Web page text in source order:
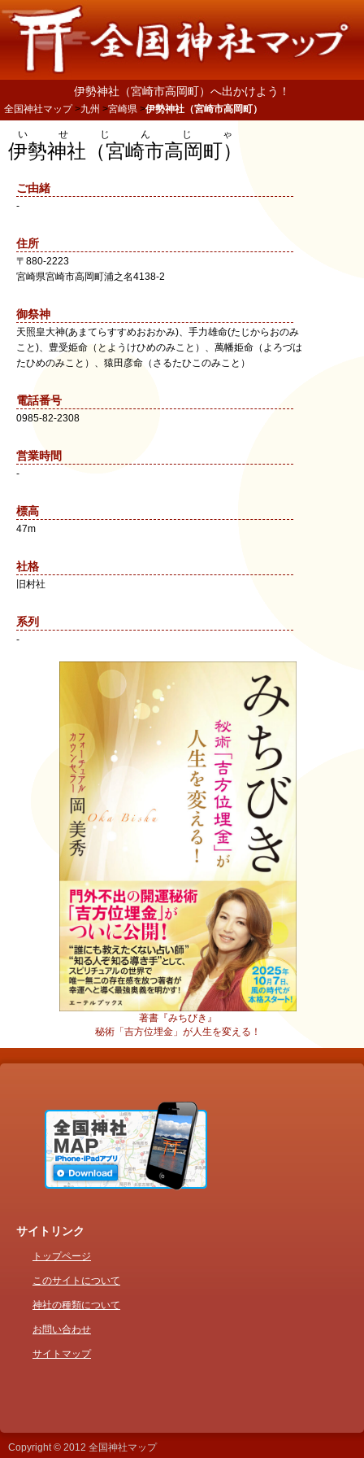
伊勢神社（宮崎市高岡町）へ出かけよう！
全国神社マップ 九州 宮崎県 伊勢神社（宮崎市高岡町）
伊勢神社（宮崎市高岡町）
いせじんじゃ
ご由緒
-
住所
〒 880-2223
宮崎県宮崎市高岡町浦之名4138-2
御祭神
天照皇大神(あまてらすすめおおかみ)、手力雄命(たじからおのみ
こと)、豊受姫命（とようけひめのみこと）、萬幡姫命（よろづは
たひめのみこと）、猿田彦命（さるたひこのみこと）
電話番号
0985-82-2308
営業時間
-
標高
47m
社格
旧村社
系列
-
著書『みちびき』
秘術「吉方位埋金」が人生を変える！
サイトリンク
トップページ
このサイトについて
神社の種類について
お問い合わせ
サイトマップ
Copyright © 2012 全国神社マップ